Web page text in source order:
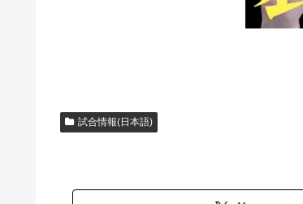
試合情報(日本語)